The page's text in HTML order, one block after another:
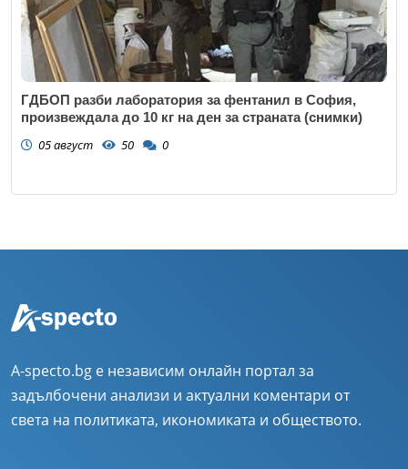
ГДБОП разби лаборатория за фентанил в София,
произвеждала до 10 кг на ден за страната (снимки)
05 август 50 0
A-specto.bg е независим онлайн портал за
задълбочени анализи и актуални коментари от
света на политиката, икономиката и обществото.